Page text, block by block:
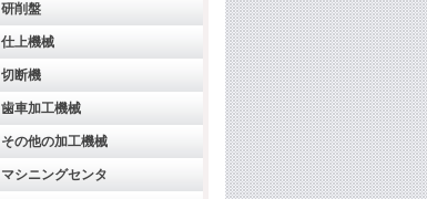
研削盤
仕上機械
切断機
歯車加工機械
その他の加工機械
マシニングセンタ